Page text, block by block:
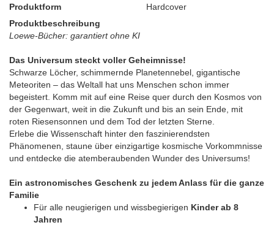
Produktform
Hardcover
Produktbeschreibung
Loewe-Bücher: garantiert ohne KI
Das Universum steckt voller Geheimnisse!
Schwarze Löcher, schimmernde Planetennebel, gigantische
Meteoriten – das Weltall hat uns Menschen schon immer
begeistert. Komm mit auf eine Reise quer durch den Kosmos von
der Gegenwart, weit in die Zukunft und bis an sein Ende, mit
roten Riesensonnen und dem Tod der letzten Sterne.
Erlebe die Wissenschaft hinter den faszinierendsten
Phänomenen, staune über einzigartige kosmische Vorkommnisse
und entdecke die atemberaubenden Wunder des Universums!
Ein astronomisches Geschenk zu jedem Anlass für die ganze
Familie
Für alle neugierigen und wissbegierigen Kinder ab 8
Jahren